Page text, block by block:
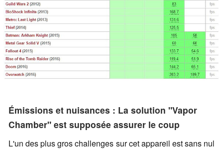
Émissions et nuisances : La solution "Vapor
Chamber" est supposée assurer le coup
L'un des plus gros challenges sur cet appareil est sans nul